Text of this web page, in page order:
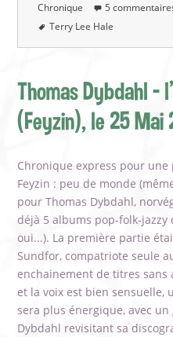
Chronique
5
Terry Lee Hale
Thomas Dybdahl -
(Feyzin), le 25 Mai
Chronique express pour
Feyzin : peu de monde
pour Thomas Dybdahl,
déjà 5 albums pop-folk-jazzy
oui...). La première partie
Sundfor, compatriote seule
enchainement de titres sans
et la voix est bien sensuelle,
sera plus énergique, avec
Dybdahl revisitant sa